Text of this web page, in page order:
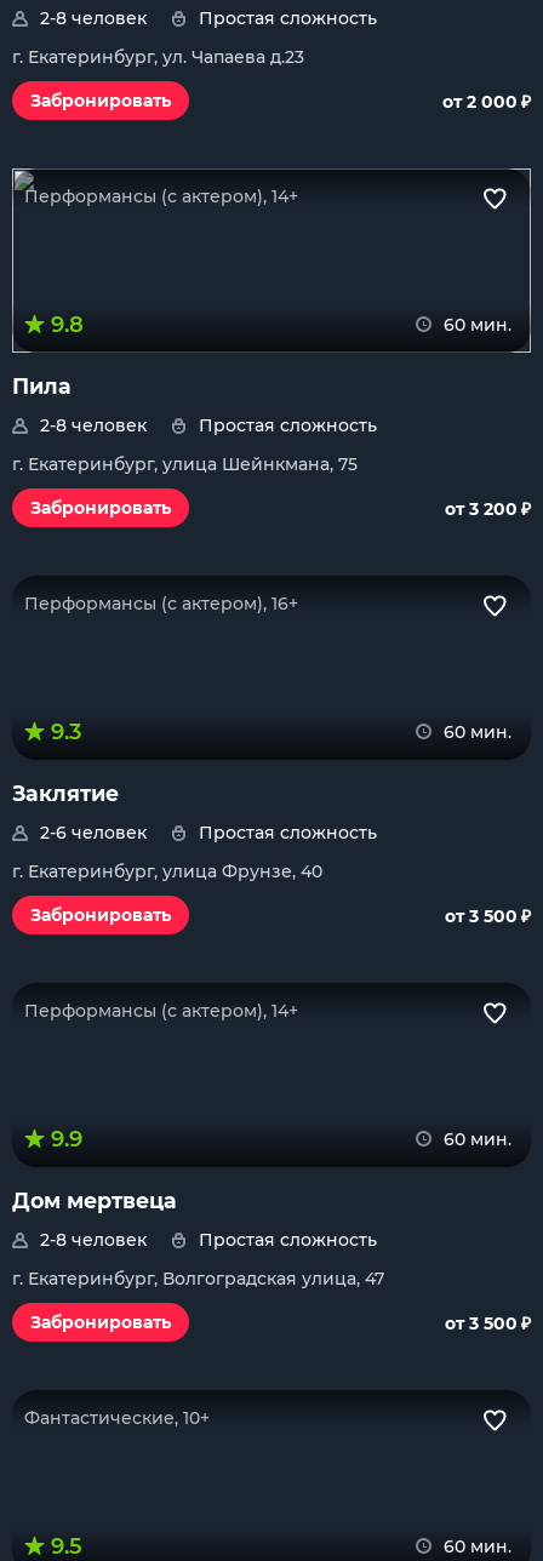
2-8 человек
Простая сложность
г. Екатеринбург, ул. Чапаева д.23
Забронировать
от 2 000 ₽
Перформансы (с актером), 14+
9.8 60 мин.
Пила
2-8 человек
Простая сложность
г. Екатеринбург, улица Шейнкмана, 75
Забронировать
от 3 200 ₽
Перформансы (с актером), 16+
9.3 60 мин.
Заклятие
2-6 человек
Простая сложность
г. Екатеринбург, улица Фрунзе, 40
Забронировать
от 3 500 ₽
Перформансы (с актером), 14+
9.9 60 мин.
Дом мертвеца
2-8 человек
Простая сложность
г. Екатеринбург, Волгоградская улица, 47
Забронировать
от 3 500 ₽
Фантастические, 10+
9.5 60 мин.